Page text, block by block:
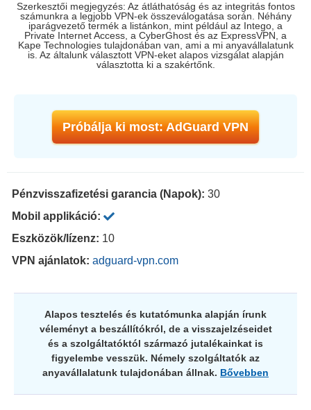
Szerkesztői megjegyzés: Az átláthatóság és az integritás fontos
számunkra a legjobb VPN-ek összeválogatása során. Néhány
iparágvezető termék a listánkon, mint például az Intego, a
Private Internet Access, a CyberGhost és az ExpressVPN, a
Kape Technologies tulajdonában van, ami a mi anyavállalatunk
is. Az általunk választott VPN-eket alapos vizsgálat alapján
választotta ki a szakértőnk.
Próbálja ki most: AdGuard VPN
Pénzvisszafizetési garancia (Napok): 30
Mobil applikáció:
Eszközök/lízenz: 10
VPN ajánlatok: adguard-vpn.com
Alapos tesztelés és kutatómunka alapján írunk
véleményt a beszállítókról, de a visszajelzéseidet
és a szolgáltatóktól származó jutalékainkat is
figyelembe vesszük. Némely szolgáltatók az
anyavállalatunk tulajdonában állnak. Bővebben